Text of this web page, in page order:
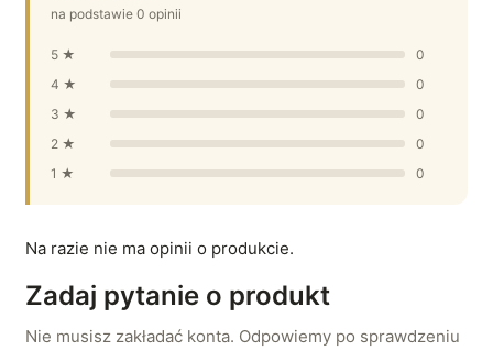
na podstawie 0 opinii
5 ★
0
4 ★
0
3 ★
0
2 ★
0
1 ★
0
Na razie nie ma opinii o produkcie.
Zadaj pytanie o produkt
Nie musisz zakładać konta. Odpowiemy po sprawdzeniu